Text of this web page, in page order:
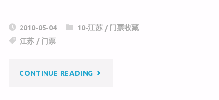
纪
馆"
C
h
a
W
b
c
o
2010-05-04 10-江苏/ 门票收藏
江苏 / 门票
CONTINUE READING"雨